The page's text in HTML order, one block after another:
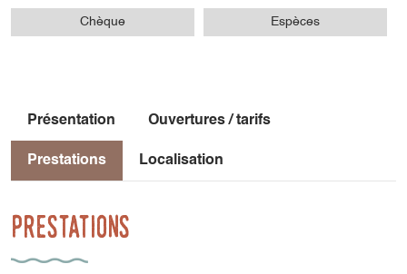
Chèque Espèces
Présentation Ouvertures / tarifs
Prestations Localisation
Prestations